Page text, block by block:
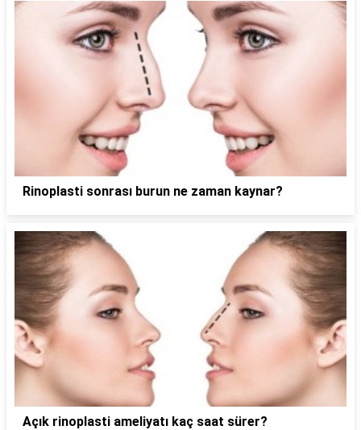
Rinoplasti sonrası burun ne zaman kaynar?
Açık rinoplasti ameliyatı kaç saat sürer?